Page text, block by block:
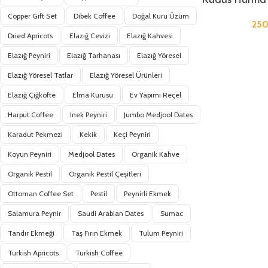
Copper Gift Set Dibek Coffee Doğal Kuru Üzüm
Dried Apricots Elazığ Cevizi Elazığ Kahvesi
Elazığ Peyniri Elazığ Tarhanası Elazığ Yöresel
Elazığ Yöresel Tatlar Elazığ Yöresel Ürünleri
Elazığ Çiğköfte Elma Kurusu Ev Yapımı Reçel
Harput Coffee Inek Peyniri Jumbo Medjool Dates
Karadut Pekmezi Kekik Keçi Peyniri
Koyun Peyniri Medjool Dates Organik Kahve
Organik Pestil Organik Pestil Çeşitleri
Ottoman Coffee Set Pestil Peynirli Ekmek
Salamura Peynir Saudi Arabian Dates Sumac
Tandır Ekmeği Taş Fırın Ekmek Tulum Peyniri
Turkish Apricots Turkish Coffee